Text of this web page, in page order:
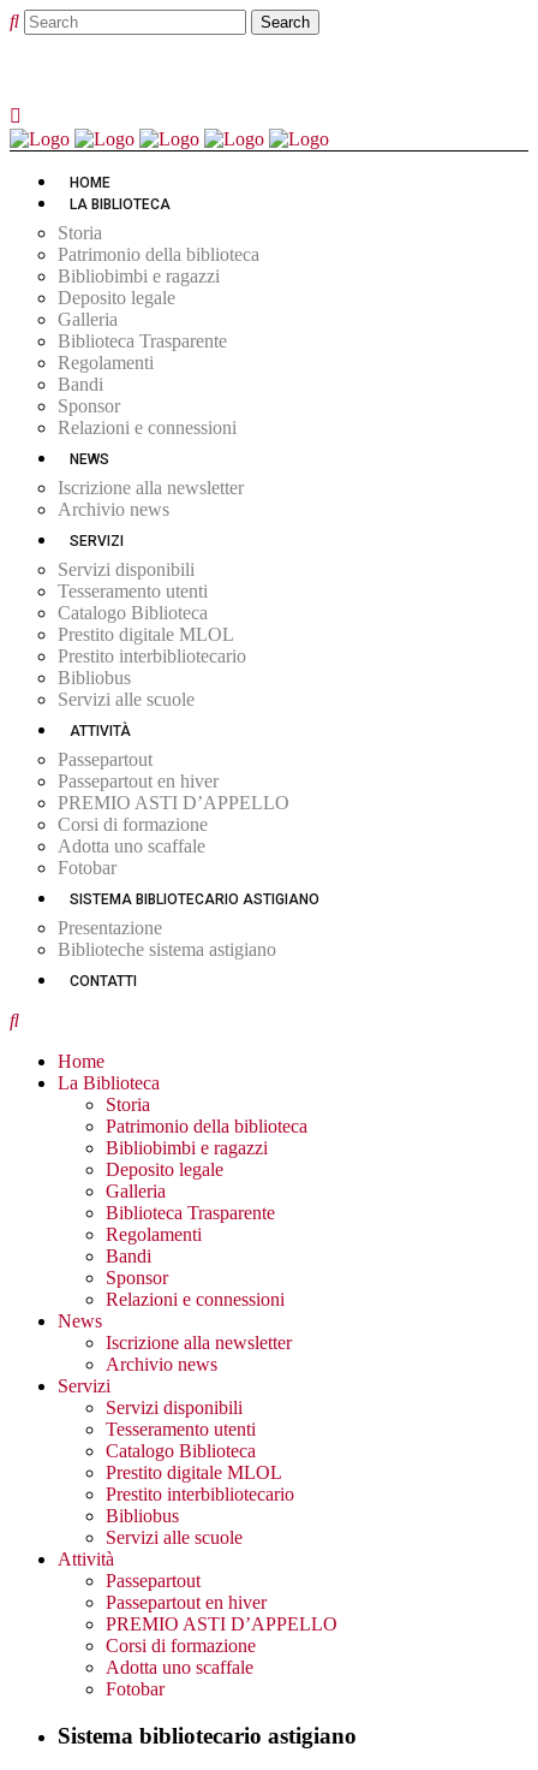
HOME
LA BIBLIOTECA
Storia
Patrimonio della biblioteca
Bibliobimbi e ragazzi
Deposito legale
Galleria
Biblioteca Trasparente
Regolamenti
Bandi
Sponsor
Relazioni e connessioni
NEWS
Iscrizione alla newsletter
Archivio news
SERVIZI
Servizi disponibili
Tesseramento utenti
Catalogo Biblioteca
Prestito digitale MLOL
Prestito interbibliotecario
Bibliobus
Servizi alle scuole
ATTIVITÀ
Passepartout
Passepartout en hiver
PREMIO ASTI D’APPELLO
Corsi di formazione
Adotta uno scaffale
Fotobar
SISTEMA BIBLIOTECARIO ASTIGIANO
Presentazione
Biblioteche sistema astigiano
CONTATTI
Home
La Biblioteca
Storia
Patrimonio della biblioteca
Bibliobimbi e ragazzi
Deposito legale
Galleria
Biblioteca Trasparente
Regolamenti
Bandi
Sponsor
Relazioni e connessioni
News
Iscrizione alla newsletter
Archivio news
Servizi
Servizi disponibili
Tesseramento utenti
Catalogo Biblioteca
Prestito digitale MLOL
Prestito interbibliotecario
Bibliobus
Servizi alle scuole
Attività
Passepartout
Passepartout en hiver
PREMIO ASTI D’APPELLO
Corsi di formazione
Adotta uno scaffale
Fotobar
Sistema bibliotecario astigiano